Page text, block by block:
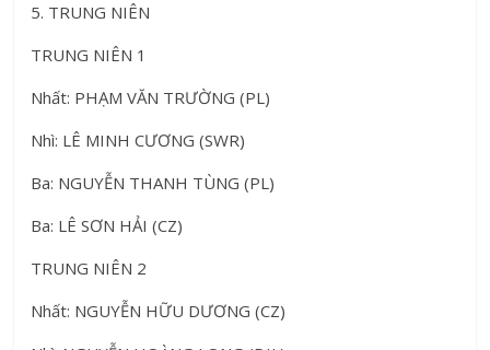
5. TRUNG NIÊN
TRUNG NIÊN 1
Nhất: PHẠM VĂN TRƯỜNG (PL)
Nhì: LÊ MINH CƯƠNG (SWR)
Ba: NGUYỄN THANH TÙNG (PL)
Ba: LÊ SƠN HẢI (CZ)
TRUNG NIÊN 2
Nhất: NGUYỄN HỮU DƯƠNG (CZ)